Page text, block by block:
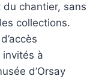
du chantier, sans
collections.
à
d’Orsay